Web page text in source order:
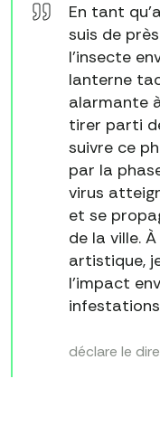
En tant
suis de
l'insecte
lanterne
alarmante
tirer parti
suivre ce
par la
virus
et se
de la ville.
artistique,
l'impact
déclare le